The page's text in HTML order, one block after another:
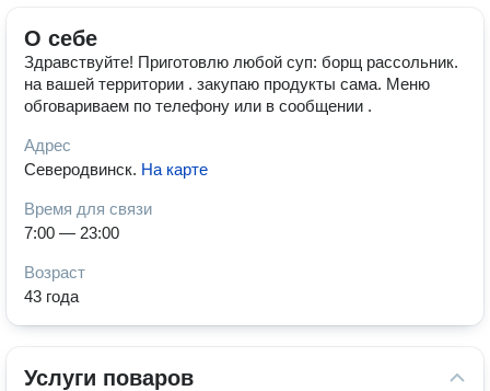
О себе
Здравствуйте! Приготовлю любой суп: борщ рассольник.
на вашей территории . закупаю продукты сама. Меню
обговариваем по телефону или в сообщении .
Адрес
Северодвинск. На карте
Время для связи
7:00 — 23:00
Возраст
43 года
Услуги поваров